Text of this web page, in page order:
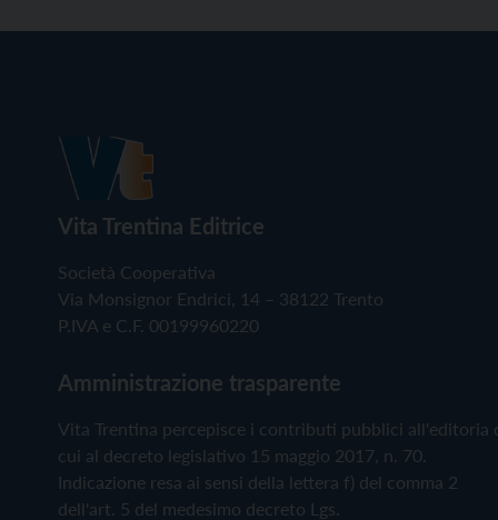
Vita Trentina Editrice
Società Cooperativa
Via Monsignor Endrici, 14 – 38122 Trento
P.IVA e C.F. 00199960220
Amministrazione trasparente
Vita Trentina percepisce i contributi pubblici all'editoria
cui al decreto legislativo 15 maggio 2017, n. 70.
Indicazione resa ai sensi della lettera f) del comma 2
dell'art. 5 del medesimo decreto Lgs.